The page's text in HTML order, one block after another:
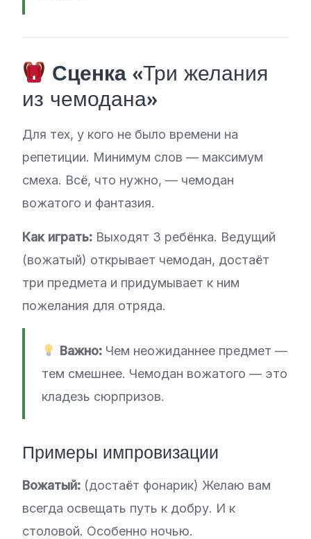
Сценка«Три желания
из чемодана»
Для тех, у кого не было времени на
репетиции. Минимум слов — максимум
смеха. Всё, что нужно, — чемодан
вожатого и фантазия.
Как играть: Выходят 3 ребёнка. Ведущий
(вожатый) открывает чемодан, достаёт
три предмета и придумывает к ним
пожелания для отряда.
Важно:Чем неожиданнее предмет —
тем смешнее. Чемодан вожатого — это
кладезь сюрпризов.
Примеры импровизации
Вожатый: (достаёт фонарик) Желаю вам
всегда освещать путь к добру. И к
столовой. Особенно ночью.